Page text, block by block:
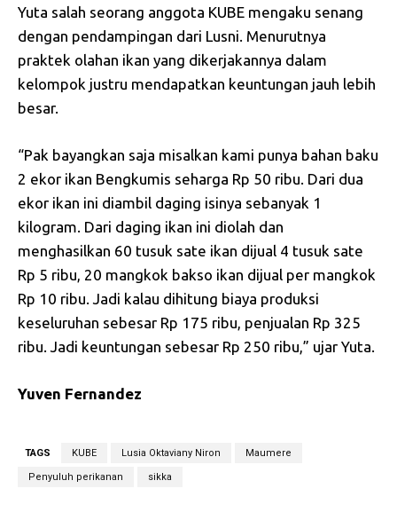
Yuta salah seorang anggota KUBE mengaku senang
dengan pendampingan dari Lusni. Menurutnya
praktek olahan ikan yang dikerjakannya dalam
kelompok justru mendapatkan keuntungan jauh lebih
besar.
“Pak bayangkan saja misalkan kami punya bahan baku
2 ekor ikan Bengkumis seharga Rp 50 ribu. Dari dua
ekor ikan ini diambil daging isinya sebanyak 1
kilogram. Dari daging ikan ini diolah dan
menghasilkan 60 tusuk sate ikan dijual 4 tusuk sate
Rp 5 ribu, 20 mangkok bakso ikan dijual per mangkok
Rp 10 ribu. Jadi kalau dihitung biaya produksi
keseluruhan sebesar Rp 175 ribu, penjualan Rp 325
ribu. Jadi keuntungan sebesar Rp 250 ribu,” ujar Yuta.
Yuven Fernandez
TAGS KUBE Lusia Oktaviany Niron Maumere
Penyuluh perikanan sikka